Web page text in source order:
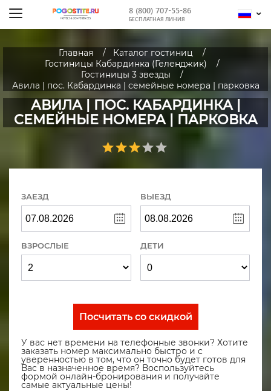
8 (800) 707-55-86
БЕСПЛАТНАЯ ЛИНИЯ
Главная
Каталог гостиниц
Гостиницы Кабардинка (Геленджик)
Гостиницы 3 звезды
Авила | пос. Кабардинка | cемейные номера | парковка
АВИЛА | ПОС. КАБАРДИНКА |
CЕМЕЙНЫЕ НОМЕРА | ПАРКОВКА
ЗАЕЗД ВЫЕЗД
ВЗРОСЛЫЕ ДЕТИ
Посчитать со скидкой
У вас нет времени на телефонные звонки? Хотите
заказать номер максимально быстро и с
уверенностью в том, что он точно будет готов для
Вас в назначенное время? Воспользуйтесь
формой онлайн-бронирования и получайте
самые актуальные цены!